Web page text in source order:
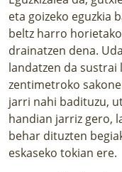
eta goizeko eguzkia
beltz harro
drainatzen dena.
landatzen da
zentimetroko
jarri nahi badituzu,
handian jarriz gero,
behar dituzten
eskaseko tokian ere.